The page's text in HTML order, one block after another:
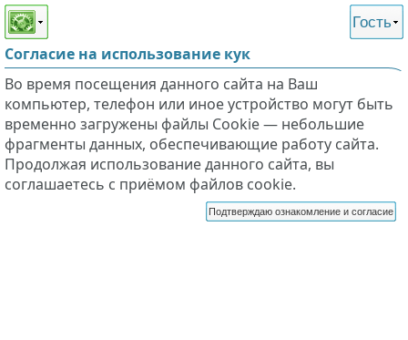
Этот сайт поддерживает
слабовидящих
Гость
Согласие на использование кук
Во время посещения данного сайта на Ваш
компьютер, телефон или иное устройство могут быть
временно загружены файлы Cookie — небольшие
фрагменты данных, обеспечивающие работу сайта.
Продолжая использование данного сайта, вы
соглашаетесь с приёмом файлов cookie.
Подтверждаю ознакомление и согласие